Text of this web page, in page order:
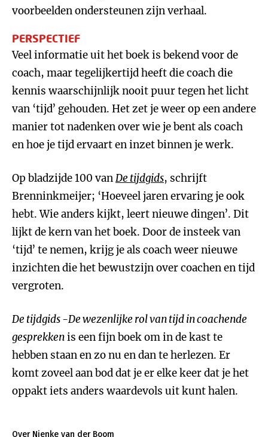
voorbeelden ondersteunen zijn verhaal.
PERSPECTIEF
Veel informatie uit het boek is bekend voor de
coach, maar tegelijkertijd heeft die coach die
kennis waarschijnlijk nooit puur tegen het licht
van ‘tijd’ gehouden. Het zet je weer op een andere
manier tot nadenken over wie je bent als coach
en hoe je tijd ervaart en inzet binnen je werk.
Op bladzijde 100 vanDe tijdgids, schrijft
Brenninkmeijer; ‘Hoeveel jaren ervaring je ook
hebt. Wie anders kijkt, leert nieuwe dingen’. Dit
lijkt de kern van het boek. Door de insteek van
‘tijd’ te nemen, krijg je als coach weer nieuwe
inzichten die het bewustzijn over coachen en tijd
vergroten.
De tijdgids -De wezenlijke rol van tijd in coachende
gesprekkenis een fijn boek om in de kast te
hebben staan en zo nu en dan te herlezen. Er
komt zoveel aan bod dat je er elke keer dat je het
oppakt iets anders waardevols uit kunt halen.
Over Nienke van der Boom